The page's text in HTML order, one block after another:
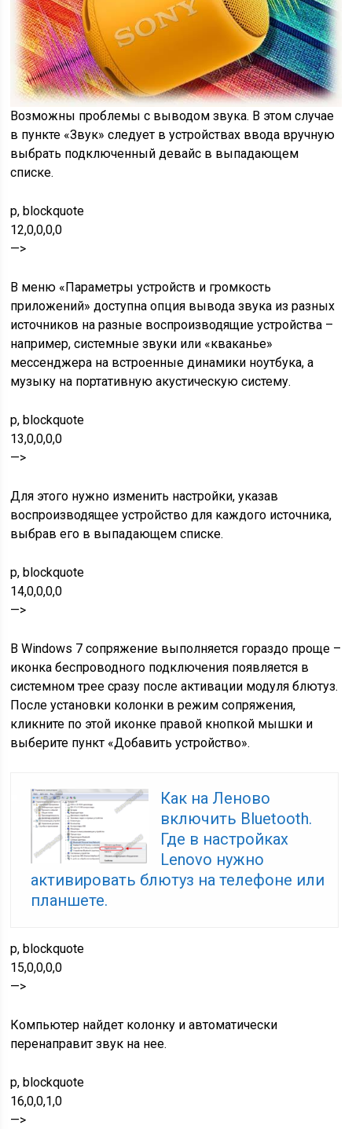
Возможны проблемы с выводом звука. В этом случае
в пункте «Звук» следует в устройствах ввода вручную
выбрать подключенный девайс в выпадающем
списке.
p, blockquote
12,0,0,0,0
—>
В меню «Параметры устройств и громкость
приложений» доступна опция вывода звука из разных
источников на разные воспроизводящие устройства –
например, системные звуки или «кваканье»
мессенджера на встроенные динамики ноутбука, а
музыку на портативную акустическую систему.
p, blockquote
13,0,0,0,0
—>
Для этого нужно изменить настройки, указав
воспроизводящее устройство для каждого источника,
выбрав его в выпадающем списке.
p, blockquote
14,0,0,0,0
—>
В Windows 7 сопряжение выполняется гораздо проще –
иконка беспроводного подключения появляется в
системном трее сразу после активации модуля блютуз.
После установки колонки в режим сопряжения,
кликните по этой иконке правой кнопкой мышки и
выберите пункт «Добавить устройство».
Как на Леново
включить Bluetooth.
Где в настройках
Lenovo нужно
активировать блютуз на телефоне или
планшете.
p, blockquote
15,0,0,0,0
—>
Компьютер найдет колонку и автоматически
перенаправит звук на нее.
p, blockquote
16,0,0,1,0
—>